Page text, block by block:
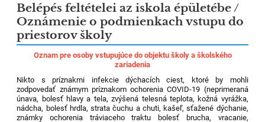
Belépés feltételei az iskola épületébe /
Oznámenie o podmienkach vstupu do
priestorov školy
Oznam pre osoby vstupujúce do objektu školy a školského
zariadenia
Nikto s príznakmi infekcie dýchacích ciest, ktoré by mohli
zodpovedať známym príznakom ochorenia COVID-19 (neprimeraná
únava, bolesť hlavy a tela, zvýšená telesná teplota, kožná vyrážka,
nádcha, bolesť hrdla, strata čuchu a chuti, kašeľ, sťažené dýchanie,
známky ochorenia tráviaceho traktu bolesť brucha, vracanie,